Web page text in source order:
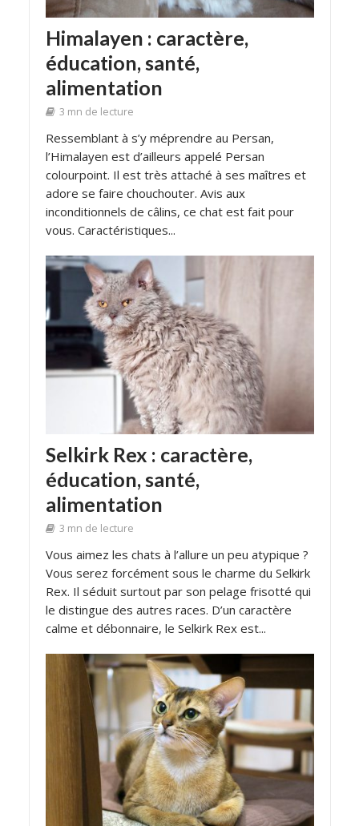
Himalayen : caractère,
éducation, santé,
alimentation
3 mn de lecture
Ressemblant à s’y méprendre au Persan,
l’Himalayen est d’ailleurs appelé Persan
colourpoint. Il est très attaché à ses maîtres et
adore se faire chouchouter. Avis aux
inconditionnels de câlins, ce chat est fait pour
vous. Caractéristiques...
Selkirk Rex : caractère,
éducation, santé,
alimentation
3 mn de lecture
Vous aimez les chats à l’allure un peu atypique ?
Vous serez forcément sous le charme du Selkirk
Rex. Il séduit surtout par son pelage frisotté qui
le distingue des autres races. D’un caractère
calme et débonnaire, le Selkirk Rex est...